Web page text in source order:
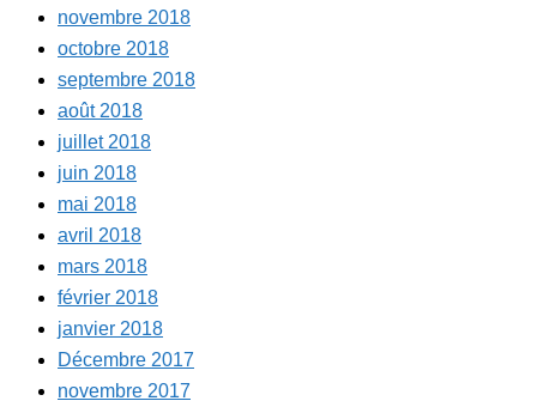
novembre 2018
octobre 2018
septembre 2018
août 2018
juillet 2018
juin 2018
mai 2018
avril 2018
mars 2018
février 2018
janvier 2018
Décembre 2017
novembre 2017